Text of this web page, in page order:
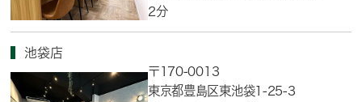
2分
池袋店
〒170-0013
東京都豊島区東池袋1-25-3